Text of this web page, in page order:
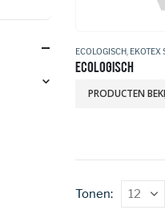
ECOLOGISCH EKOTEX
ECOLOGISCH
PRODUCTEN
Tonen: